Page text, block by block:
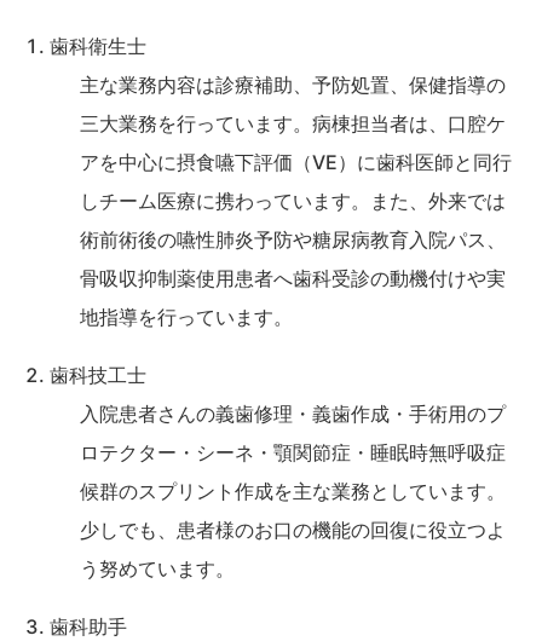
歯科衛生士
主な業務内容は診療補助、予防処置、保健指導の
三大業務を行っています。病棟担当者は、口腔ケ
アを中心に摂食嚥下評価（VE）に歯科医師と同行
しチーム医療に携わっています。また、外来では
術前術後の嚥性肺炎予防や糖尿病教育入院パス、
骨吸収抑制薬使用患者へ歯科受診の動機付けや実
地指導を行っています。
歯科技工士
入院患者さんの義歯修理・義歯作成・手術用のプ
ロテクター・シーネ・顎関節症・睡眠時無呼吸症
候群のスプリント作成を主な業務としています。
少しでも、患者様のお口の機能の回復に役立つよ
う努めています。
歯科助手